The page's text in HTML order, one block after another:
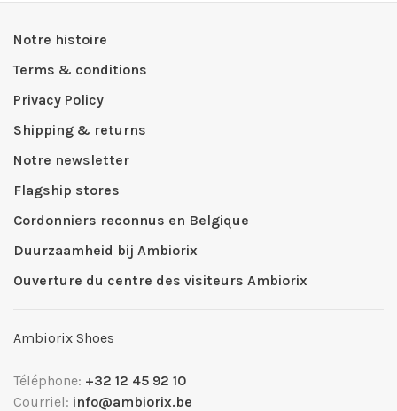
Notre histoire
Terms & conditions
Privacy Policy
Shipping & returns
Notre newsletter
Flagship stores
Cordonniers reconnus en Belgique
Duurzaamheid bij Ambiorix
Ouverture du centre des visiteurs Ambiorix
Ambiorix Shoes
Téléphone: +32 12 45 92 10
Courriel: info@ambiorix.be